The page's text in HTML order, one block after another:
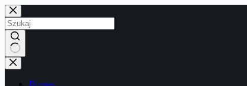
Przejdź
do
treści
Brak
wyników
Biznes